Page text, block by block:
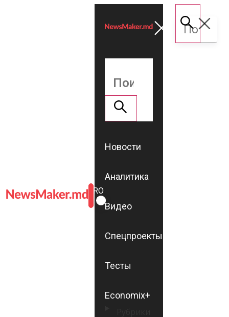
ROMÂNĂ
RU
Новости
Аналитика
Видео
Спецпроекты
Тесты
Economix+